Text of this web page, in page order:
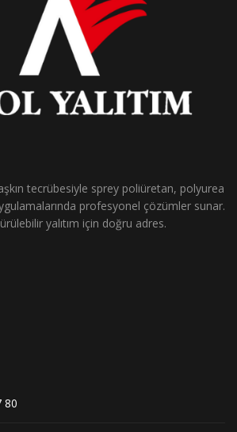
aşkın tecrübesiyle sprey poliüretan, polyurea
profesyonel çözümler sunar.
yalıtım için doğru adres.
80